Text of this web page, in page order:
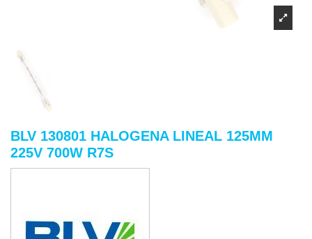
BLV 130801 HALOGENA LINEAL 125MM
225V 700W R7S